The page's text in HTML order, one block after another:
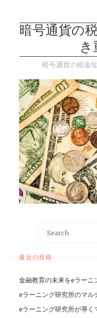
暗号通貨の
き
暗号通貨の税金
最近の投稿
金融教育の未来をeラーニ
eラーニング研究所のマル
eラーニング研究所が導く